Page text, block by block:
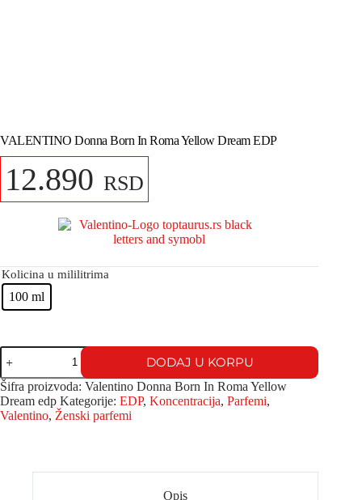
VALENTINO Donna Born In Roma Yellow Dream EDP
12.890 RSD
Kolicina u mililitrima
100 ml
DODAJ U KORPU
Šifra proizvoda: Valentino Donna Born In Roma Yellow
Dream edp Kategorije: EDP, Koncentracija, Parfemi,
Valentino, Ženski parfemi
Opis